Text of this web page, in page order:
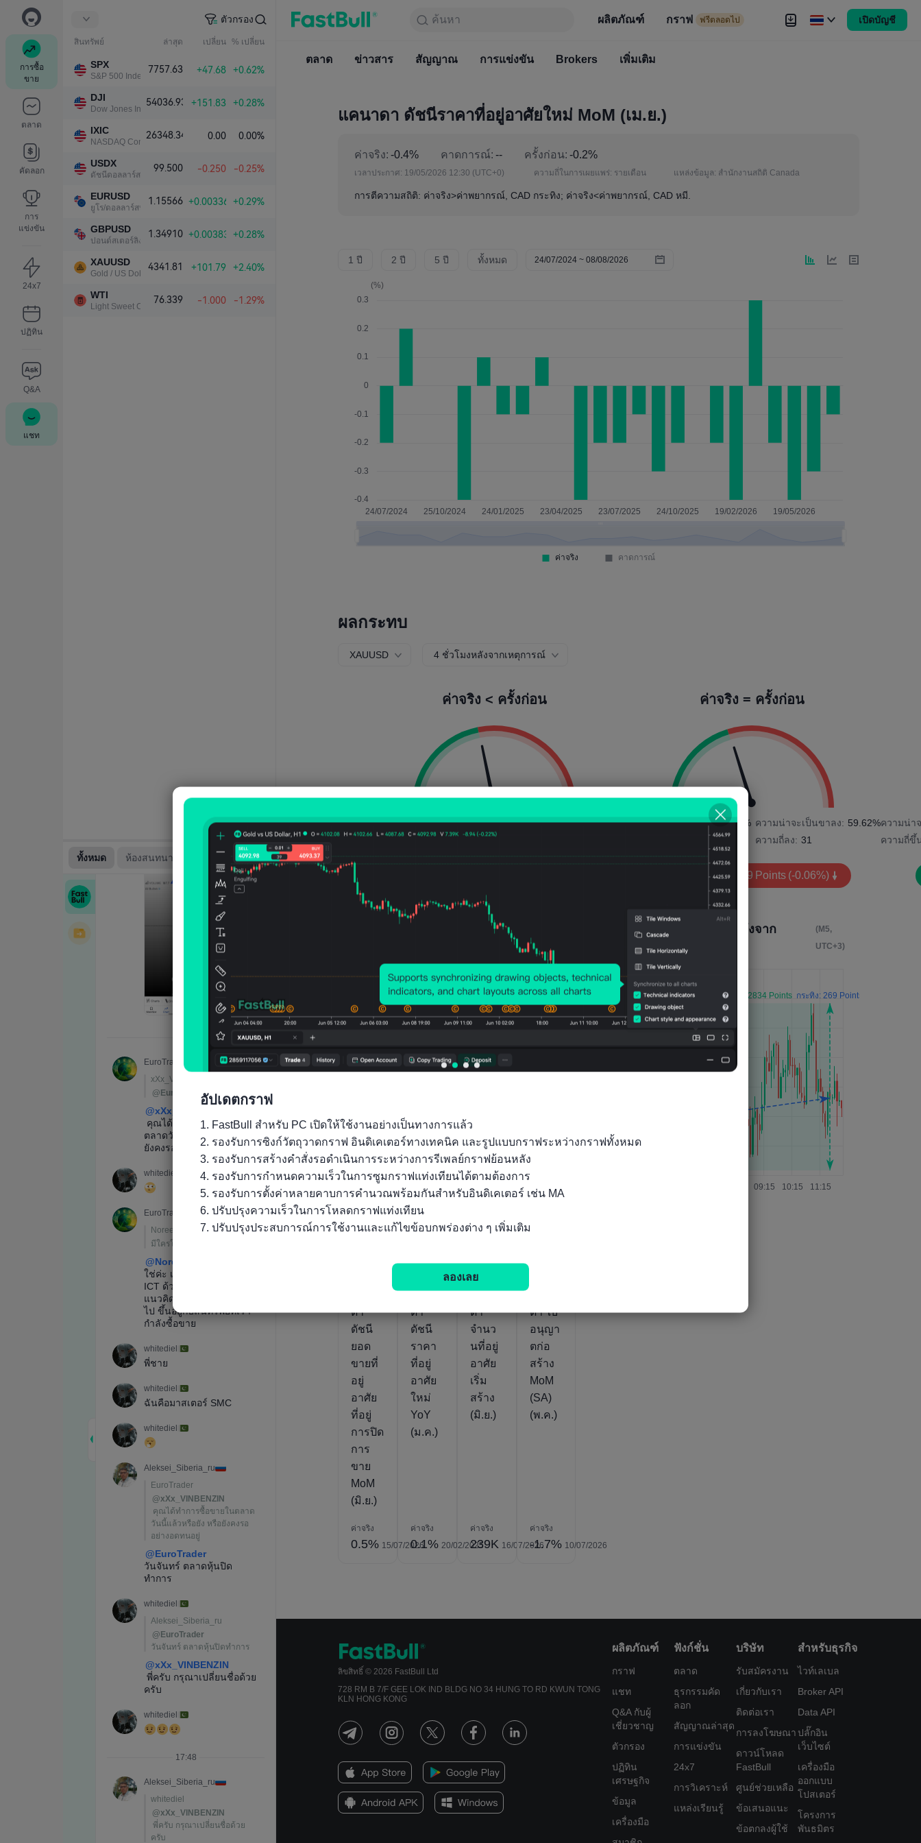
การซื้อ
ขาย
ตลาด
คัดลอก
การ
แข่งขัน
24x7
ปฏิทิน
Q&A
แชท
ตัวกรอง
สินทรัพย์ ล่าสุด เปลี่ยน % เปลี่ยน
SPX
S&P 500 Index
7757.63 +47.68 +0.62%
DJI
Dow Jones Industrial Average
54036.93 +151.83 +0.28%
IXIC
NASDAQ Composite Index
26348.34 0.00 0.00%
USDX
ดัชนีดอลลาร์สหรัฐ
99.500 -0.250 -0.25%
EURUSD
ยูโร/ดอลลาร์สหรัฐ
1.15566 +0.00336 +0.29%
GBPUSD
ปอนด์สเตอร์ลิง/ดอลลาร์สหรัฐ
1.34910 +0.00383 +0.28%
XAUUSD
Gold / US Dollar
4341.81 +101.79 +2.40%
WTI
Light Sweet Crude Oil
76.339 -1.000 -1.29%
ค้นหา ผลิตภัณฑ์ กราฟ ฟรีตลอดไป
ตลาด ข่าวสาร สัญญาณ การแข่งขัน
เปิดบัญชี
ค้นหา
ฟรีตลอดไป
ตลาด ข่าวสาร สัญญาณ การแข่งขัน Brokers เพิ่มเติม
แคนาดา ดัชนีราคาที่อยู่อาศัยใหม่ MoM (เม.ย.)
ค่าจริง: -0.4% คาดการณ์: -- ครั้งก่อน: -0.2%
เวลาประกาศ: 19/05/2026 12:30 (UTC+0) ความถี่ในการเผยแพร่: รายเดือน แหล่งข้อมูล: สำนักงานสถิติ Canada
การตีความสถิติ: ค่าจริง>ค่าพยากรณ์, CAD กระทิง; ค่าจริง<ค่าพยากรณ์, CAD หมี.
1 ปี 2 ปี 5 ปี ทั้งหมด
ผลกระทบ
XAUUSD 4 ชั่วโมงหลังจากเหตุการณ์
ค่าจริง < ครั้งก่อน
ความน่าจะเป็นขาขึ้น: 43.59%
ความถี่ขึ้น:
51
ความน่าจะเป็นขาลง: 56.41%
ค่าจริง = ครั้งก่อน
ความน่าจะเป็นขาขึ้น: 40.38% ความน่าจะเป็นขาลง: 59.62%
ความถี่ลง: 31
ความผันผวน: -169 Points (-0.06%)
ความน่า
ความถี่ขึ้
ผลกระทบจาก 4 ชั่วโมงหลังจาก
เหตุการณ์
(M5,
UTC+3)
ดา
ดัชนี
ยอด
ขายที่
อยู่
อาศัย
ที่อยู่
การปิด
การ
ขาย
MoM
(มิ.ย.)
ค่าจริง
0.5% 15/07/2026
แคนา
ดา
ดัชนี
ราคา
ที่อยู่
อาศัย
ใหม่
YoY
(ม.ค.)
ค่าจริง
0.1% 20/02/2025
แคนา
ดา
จำนว
นที่อยู่
อาศัย
เริ่ม
สร้าง
(มิ.ย.)
ค่าจริง
239K 16/07/2026
ดา ใบ
อนุญา
ตก่อ
สร้าง
MoM
(SA)
(พ.ค.)
ค่าจริง
-1.7% 10/07/2026
ลิขสิทธิ์ © 2026 FastBull Ltd
728 RM B 7/F GEE LOK IND BLDG NO 34 HUNG TO RD KWUN TONG
KLN HONG KONG
ผลิตภัณฑ์
กราฟ
แชท
Q&A กับผู้
เชี่ยวชาญ
ตัวกรอง
ปฏิทิน
เศรษฐกิจ
ข้อมูล
เครื่องมือ
ฟังก์ชั่น
ตลาด
ธุรกรรมคัด
ลอก
สัญญาณล่าสุด
การแข่งขัน
24x7
การวิเคราะห์
แหล่งเรียนรู้
บริษัท
รับสมัครงาน
เกี่ยวกับเรา
ติดต่อเรา
การลงโฆษณา
ดาวน์โหลด
FastBull
ศูนย์ช่วยเหลือ
ข้อเสนอแนะ
ข้อตกลงผู้ใช้
สำหรับธุรกิจ
ไวท์เลเบล
Broker API
Data API
ปลั๊กอิน
เว็บไซต์
เครื่องมือ
ออกแบบ
โปสเตอร์
โครงการ
พันธมิตร
อัปเดตกราฟ
1. FastBull สำหรับ PC เปิดให้ใช้งานอย่างเป็นทางการแล้ว
2. รองรับการซิงก์วัตถุวาดกราฟ อินดิเคเตอร์ทางเทคนิค และรูปแบบกราฟระหว่างกราฟทั้งหมด
3. รองรับการสร้างคำสั่งรอดำเนินการระหว่างการรีเพลย์กราฟย้อนหลัง
4. รองรับการกำหนดความเร็วในการซูมกราฟแท่งเทียนได้ตามต้องการ
5. รองรับการตั้งค่าหลายคาบการคำนวณพร้อมกันสำหรับอินดิเคเตอร์ เช่น MA
6. ปรับปรุงความเร็วในการโหลดกราฟแท่งเทียน
7. ปรับปรุงประสบการณ์การใช้งานและแก้ไขข้อบกพร่องต่าง ๆ เพิ่มเติม
ลองเลย